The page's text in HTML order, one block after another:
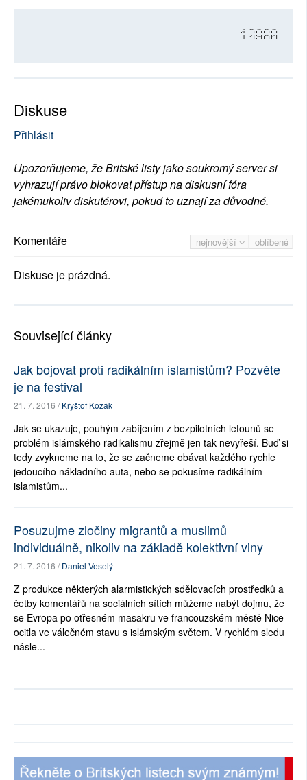
10980
Diskuse
Přihlásit
Upozorňujeme, že Britské listy jako soukromý server si
vyhrazují právo blokovat přístup na diskusní fóra
jakémukoliv diskutérovi, pokud to uznají za důvodné.
nejnovější oblíbené
Komentáře
Diskuse je prázdná.
Související články
Jak bojovat proti radikálním islamistům? Pozvěte
je na festival
21. 7. 2016 /Kryštof Kozák
Jak se ukazuje, pouhým zabíjením z bezpilotních letounů se
problém islámského radikalismu zřejmě jen tak nevyřeší. Buď si
tedy zvykneme na to, že se začneme obávat každého rychle
jedoucího nákladního auta, nebo se pokusíme radikálním
islamistům...
Posuzujme zločiny migrantů a muslimů
individuálně, nikoliv na základě kolektivní viny
21. 7. 2016 /Daniel Veselý
Z produkce některých alarmistických sdělovacích prostředků a
četby komentářů na sociálních sítích můžeme nabýt dojmu, že
se Evropa po otřesném masakru ve francouzském městě Nice
ocitla ve válečném stavu s islámským světem. V rychlém sledu
násle...